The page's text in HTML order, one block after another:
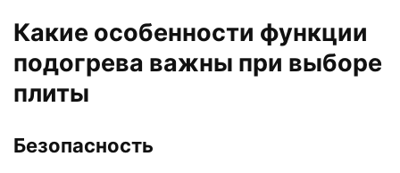
Какие особенности функции
подогрева важны при выборе
плиты
Безопасность